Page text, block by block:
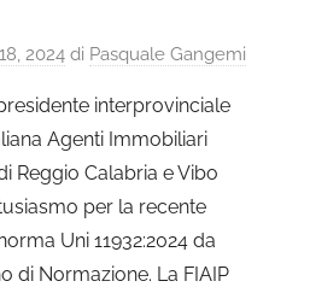
2024 di Pasquale Gangemi
interprovinciale
Agenti Immobiliari
Reggio Calabria e Vibo
per la recente
Uni 11932:2024 da
di Normazione. La FIAIP